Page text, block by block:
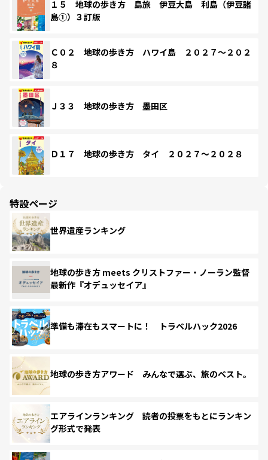
１５ 地球の歩き方 島旅 伊豆大島 利島（伊豆諸
島①）３訂版
Ｃ０２ 地球の歩き方 ハワイ島 ２０２７～２０２
８
Ｊ３３ 地球の歩き方 墨田区
Ｄ１７ 地球の歩き方 タイ ２０２７～２０２８
特設ページ
世界遺産ランキング
地球の歩き方 meets クリストファー・ノーラン監督
最新作『オデュッセイア』
準備も滞在もスマートに！ トラベルハック2026
地球の歩き方アワード みんなで選ぶ、旅のベスト。
エアラインランキング 読者の投票をもとにランキン
グ形式で発表